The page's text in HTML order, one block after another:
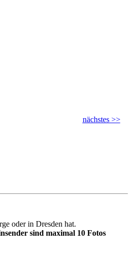
nächstes >>
oder in Dresden hat.
sind maximal 10 Fotos